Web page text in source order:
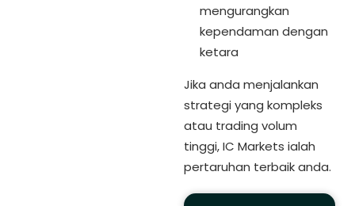
mengurangkan
kependaman dengan
ketara
Jika anda menjalankan
strategi yang kompleks
atau trading volum
tinggi, IC Markets ialah
pertaruhan terbaik anda.